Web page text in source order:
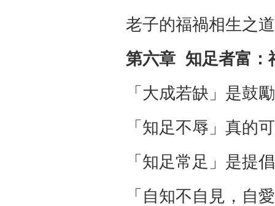
老子的福禍相生之
第六章 知足者富：
「大成若缺」是鼓
「知足不辱」真的
「知足常足」是提
「自知不自見，自